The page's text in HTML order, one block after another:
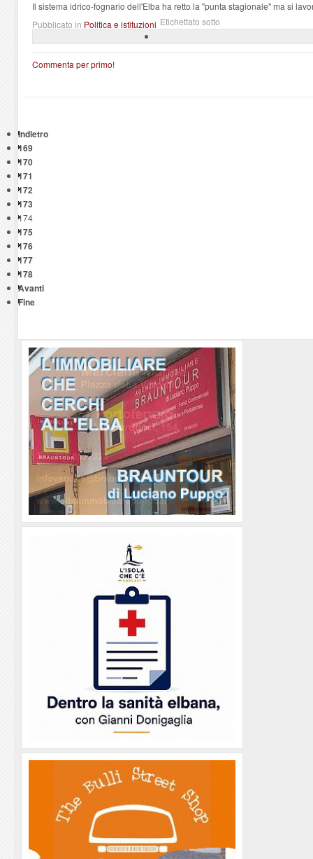
Il sistema idrico-fognario dell'Elba ha retto la "punta stagionale" ma si
Pubblicato in Politica e istituzioni Etichettato sotto
Commenta per primo!
Indietro
169
170
171
172
173
174
175
176
177
178
Avanti
Fine